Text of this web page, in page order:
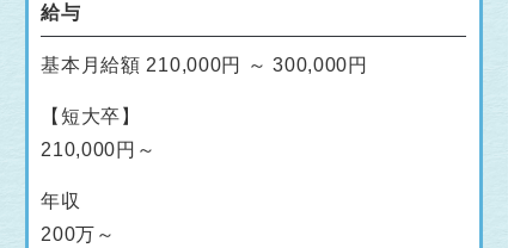
給与
基本月給額 210,000円 ～ 300,000円
【短大卒】
210,000円～
年収
200万～